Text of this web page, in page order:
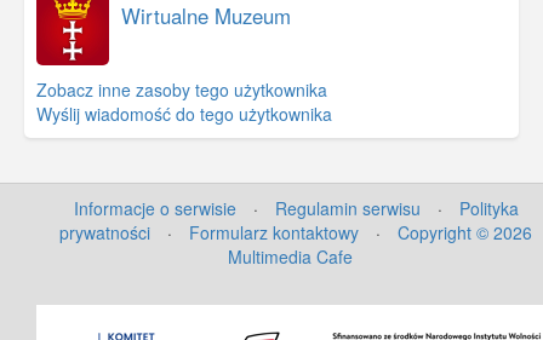
Wirtualne Muzeum
Zobacz inne zasoby tego użytkownika
Wyślij wiadomość do tego użytkownika
Informacje o serwisie · Regulamin serwisu ·
Polityka
prywatności
· Formularz kontaktowy ·
Copyright © 2026
Multimedia Cafe